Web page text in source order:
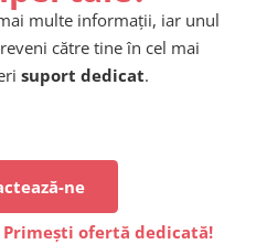
multe informații, iar unul
către tine în cel mai
suport dedicat.
ne
Primești ofertă dedicată!